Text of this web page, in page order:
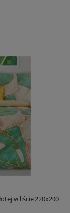
w liście 220x200